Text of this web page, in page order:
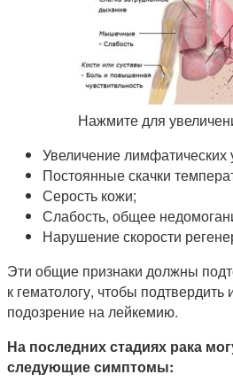
Нажмите для
Увеличение лимфатических
Постоянные скачки
Серость кожи;
Слабость, общее
Нарушение скорости
Эти общие признаки должны
к гематологу, чтобы подтвердить
подозрение на лейкемию.
На последних стадиях рака
следующие симптомы: